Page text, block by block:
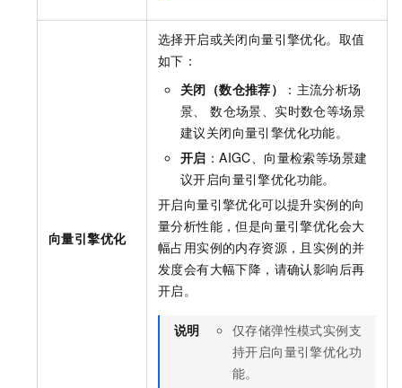
向量引擎优化
选择开启或关闭向量引擎优化。取值
如下：
关闭（数仓推荐）
：主流分析场
景、 数仓场景、实时数仓等场景
建议关闭向量引擎优化功能。
开启 ：AIGC、向量检索等场景建
议开启向量引擎优化功能。
开启向量引擎优化可以提升实例的向
量分析性能，但是向量引擎优化会大
幅占用实例的内存资源，且实例的并
发度会有大幅下降，请确认影响后再
开启。
说明
仅存储弹性模式实例支
持开启向量引擎优化功
能。